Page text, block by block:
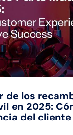
de los
en 2025:
del